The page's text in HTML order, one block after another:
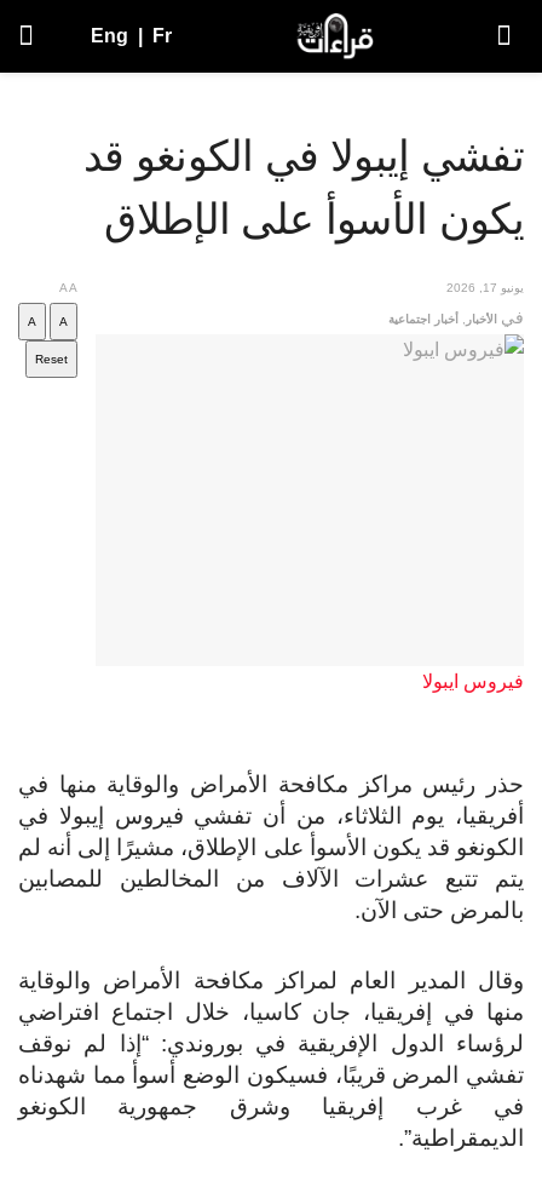
Eng Fr
تفشي إيبولا في الكونغو قد
يكون الأسوأ على الإطلاق
يونيو 17, 2026
في الأخبار أخبار اجتماعية
AA
A
A
Reset
فيروس ايبولا
حذر رئيس مراكز مكافحة الأمراض والوقاية منها في
أفريقيا، يوم الثلاثاء، من أن تفشي فيروس إيبولا في
الكونغو قد يكون الأسوأ على الإطلاق، مشيرًا إلى أنه لم
يتم تتبع عشرات الآلاف من المخالطين للمصابين
بالمرض حتى الآن.
وقال المدير العام لمراكز مكافحة الأمراض والوقاية
منها في إفريقيا، جان كاسيا، خلال اجتماع افتراضي
لرؤساء الدول الإفريقية في بوروندي: “إذا لم نوقف
تفشي المرض قريبًا، فسيكون الوضع أسوأ مما شهدناه
في غرب إفريقيا وشرق جمهورية الكونغو
الديمقراطية”.